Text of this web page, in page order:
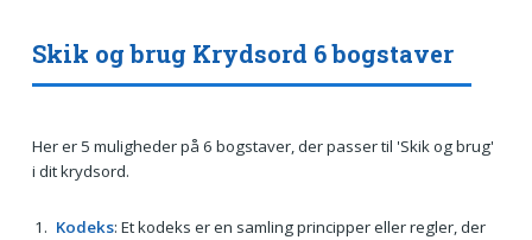
Skik og brug Krydsord 6 bogstaver
Her er 5 muligheder på 6 bogstaver, der passer til 'Skik og brug'
i dit krydsord.
Kodeks: Et kodeks er en samling principper eller regler, der